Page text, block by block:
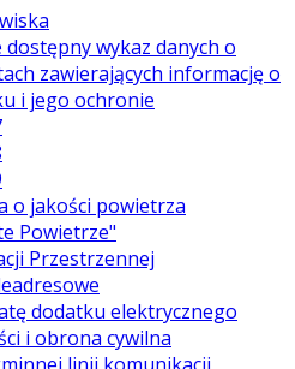
dostępny wykaz danych o
zawierających informację o
i jego ochronie
o jakości powietrza
Powietrze"
Przestrzennej
dodatku elektrycznego
i obrona cywilna